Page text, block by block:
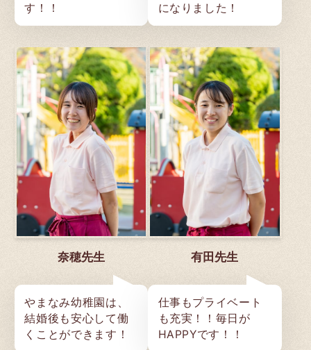
す！！
になりました！
奈穂先生
やまなみ幼稚園は、
結婚後も安心して働
くことができます！
有田先生
仕事もプライベート
も充実！！毎日が
HAPPYです！！